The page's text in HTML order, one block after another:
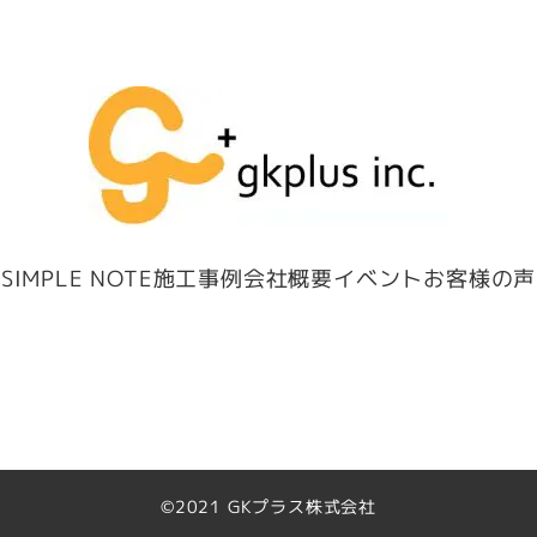
SIMPLE NOTE施工事例会社概要イベントお客様の声
©︎2021 GKプラス株式会社